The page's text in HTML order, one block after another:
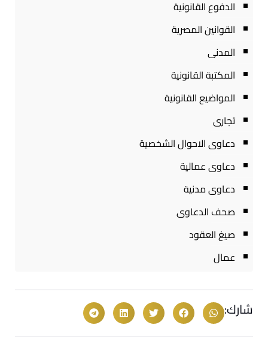
الدفوع القانونية
القوانين المصرية
المدنى
المكتبة القانونية
المواضيع القانونية
تجارى
دعاوى الاحوال الشخصية
دعاوى عمالية
دعاوى مدنية
صحف الدعاوى
صيغ العقود
عمال
شارك: